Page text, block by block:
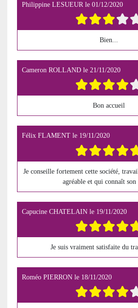
Philippine LESUEUR le 01/12/2020
Bien...
Cameron ROLLAND le 21/11/2020
Bon accueil
Félix FLAMENT le 19/11/2020
Je conseille fortement cette société,
agréable et qui connaît
Capucine CHATELAIN le 19/11/2020
Je suis vraiment satisfaite du
Roméo PIERRON le 18/11/2020